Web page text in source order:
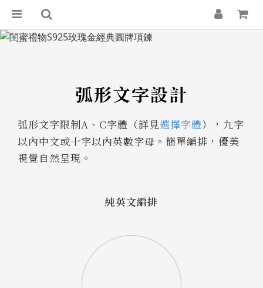
弧形文字設計
弧形文字限制A、C字體（詳見選擇字體），九字
以內中文或十字以內英數字母。簡單編排，優美
視覺自然呈現。
純英文編排